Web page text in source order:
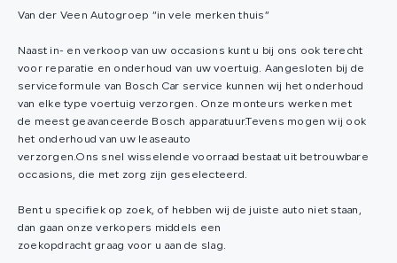
Van der Veen Autogroep “in vele merken thuis”
Naast in- en verkoop van uw occasions kunt u bij ons ook terecht
voor reparatie en onderhoud van uw voertuig. Aangesloten bij de
serviceformule van Bosch Car service kunnen wij het onderhoud
van elke type voertuig verzorgen. Onze monteurs werken met
de meest geavanceerde Bosch apparatuur.Tevens mogen wij ook
het onderhoud van uw leaseauto
verzorgen.Ons snel wisselende voorraad bestaat uit betrouwbare
occasions, die met zorg zijn geselecteerd.
Bent u specifiek op zoek, of hebben wij de juiste auto niet staan,
dan gaan onze verkopers middels een
zoekopdracht graag voor u aan de slag.